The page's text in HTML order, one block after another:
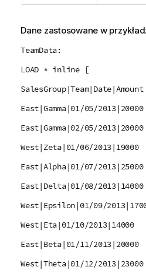
Dane zastosowane w
TeamData:
LOAD * inline [
SalesGroup|Team|Date|Amount
East|Gamma|01/05/2013|20000
East|Gamma|02/05/2013|20000
West|Zeta|01/06/2013|19000
East|Alpha|01/07/2013|25000
East|Delta|01/08/2013|14000
West|Epsilon|01/09/
West|Eta|01/10/2013|14000
East|Beta|01/11/2013|20000
West|Theta|01/12/2013|23000